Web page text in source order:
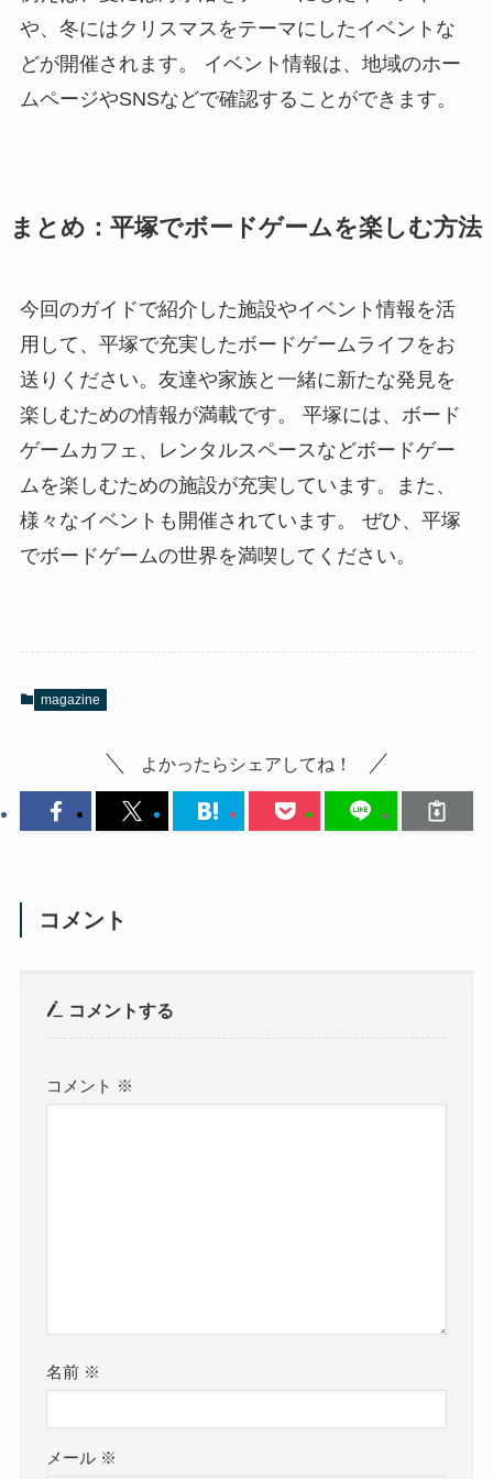
や、冬にはクリスマスをテーマにしたイベントな
どが開催されます。 イベント情報は、地域のホー
ムページやSNSなどで確認することができます。
まとめ：平塚でボードゲームを楽しむ方法
今回のガイドで紹介した施設やイベント情報を活
用して、平塚で充実したボードゲームライフをお
送りください。友達や家族と一緒に新たな発見を
楽しむための情報が満載です。 平塚には、ボード
ゲームカフェ、レンタルスペースなどボードゲー
ムを楽しむための施設が充実しています。また、
様々なイベントも開催されています。 ぜひ、平塚
でボードゲームの世界を満喫してください。
magazine
よかったらシェアしてね！
コメント
コメントする
コメント ※
名前 ※
メール ※